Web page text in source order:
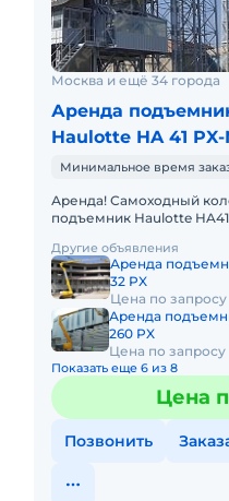
Москва и ещё 34 города
Аренда
Haulotte HA 41 PX-
Минимальное время
Аренда! Самоходный коленчатый дизельный
подъемник Haulotte
22500кг Грузопод
Другие объявления
Аренда
32 PX
Цена по запросу
Аренда
260 PX
Цена по запросу
Показать еще 6 из 8
Цена
Позвонить